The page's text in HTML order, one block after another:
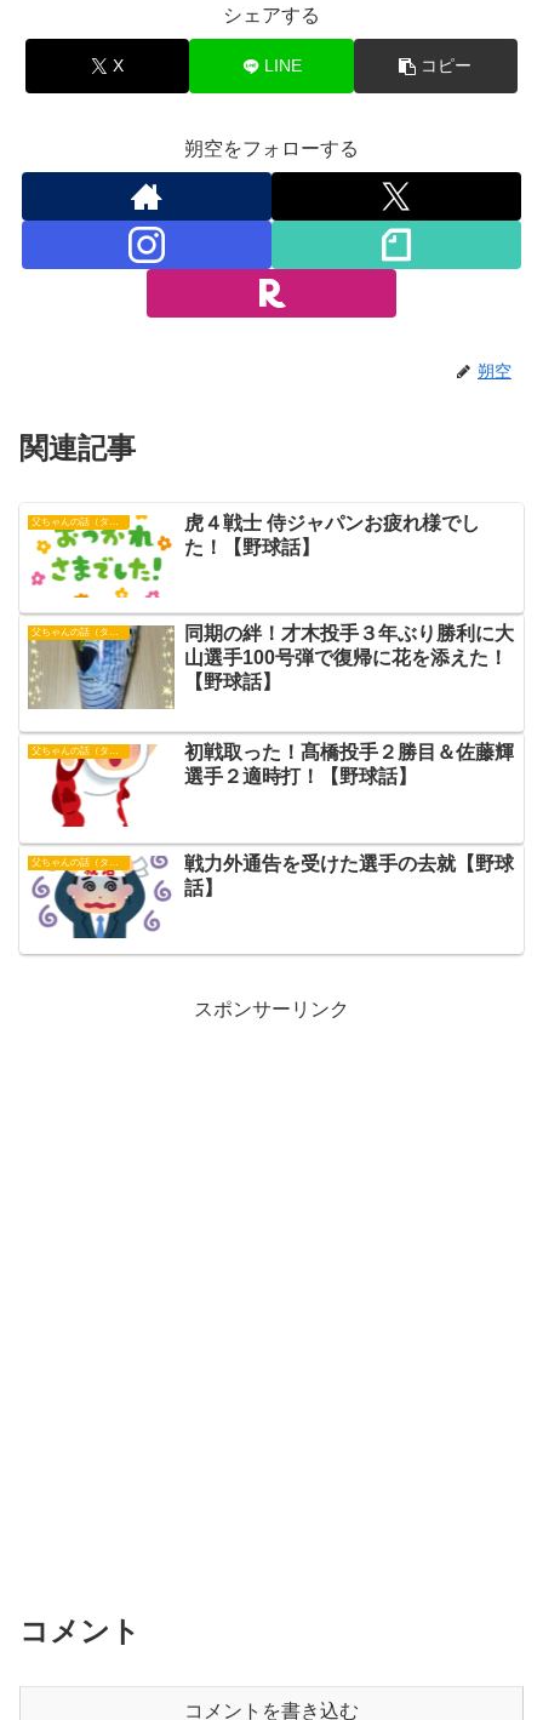
シェアする
X LINE コピー
朔空をフォローする
朔空
関連記事
虎４戦士 侍ジャパンお疲れ様でし
た！【野球話】
父ちゃんの話（タイガース）
同期の絆！才木投手３年ぶり勝利に大
山選手100号弾で復帰に花を添えた！
【野球話】
父ちゃんの話（タイガース）
初戦取った！髙橋投手２勝目＆佐藤輝
選手２適時打！【野球話】
戦力外通告を受けた選手の去就【野球
話】
スポンサーリンク
コメント
コメントを書き込む